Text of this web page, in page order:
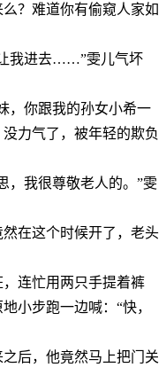
？难道你有偷窥人家如
我进去……”雯儿气坏
，你跟我的孙女小希一
力气了，被年轻的欺负
我很尊敬老人的。”雯
在这个时候开了，老头
连忙用两只手提着裤
小步跑一边喊：“快，
后，他竟然马上把门关